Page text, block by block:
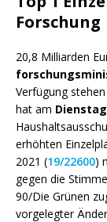
Forschung
20,8 Milliarden
Verfügung
hat am
erhöhten
2021 (19/22600)
gegen die
90/Die Grünen
vorgelegter